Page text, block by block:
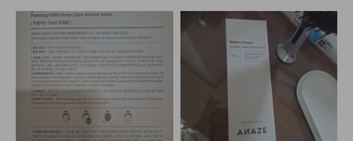
손톱으로 긁을 순 없고, 손끝으로
감으면 씻는 거라 씻는 느낌은 나
는데 깨끗하게 씻기는 느낌인지 찝
근데 이거 처음 써보고 극락을 느낀
게